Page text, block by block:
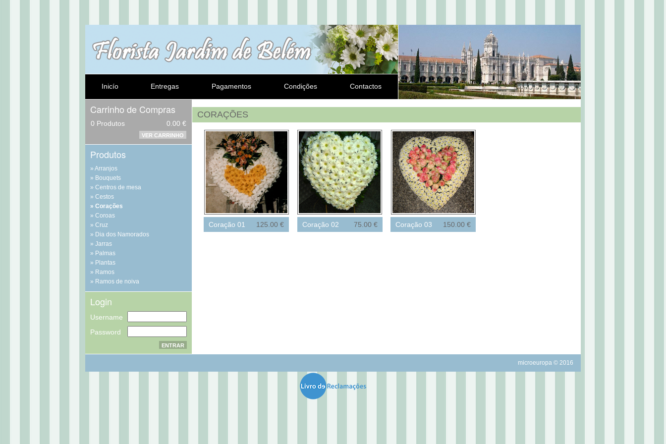
Inicío Entregas Pagamentos Condições Contactos
Carrinho de Compras
0 Produtos 0.00 €
VER CARRINHO
Produtos
Arranjos
Bouquets
Centros de mesa
Cestos
Corações
Coroas
Cruz
Dia dos Namorados
Jarras
Palmas
Plantas
Ramos
Ramos de noiva
Login
Username
Password
CORAÇÕES
Coração 01 125.00 € Coração 02 75.00 € Coração 03 150.00 €
microeuropa © 2016